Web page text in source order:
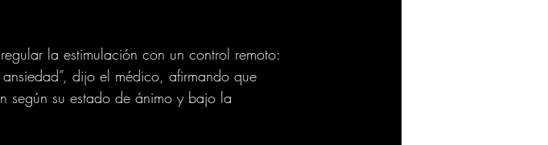
la estimulación con un control remoto:
dijo el médico, afirmando que
según su estado de ánimo y bajo la